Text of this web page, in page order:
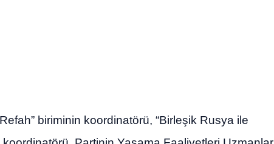
biriminin koordinatörü, “Birleşik Rusya ile